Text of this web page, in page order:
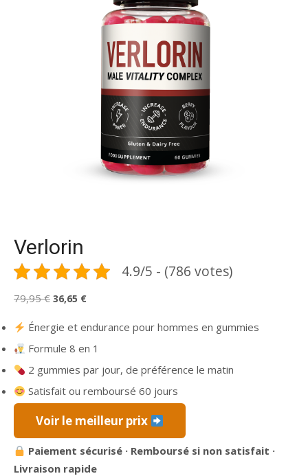
Verlorin
4.9/5 - (786 votes)
79,95€ Le
initial
était :
79,95 €.
36,65 €Le
actuel
est :
36,65 €.
Énergie et endurance pour hommes en gummies
Formule 8 en 1
2 gummies par jour, de préférence le matin
Satisfait ou remboursé 60 jours
Voir le meilleur prix
Paiement sécurisé · Remboursé si non satisfait ·
Livraison rapide